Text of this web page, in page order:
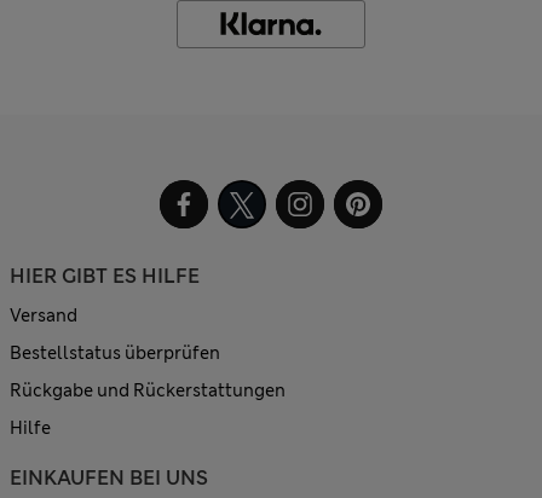
HIER GIBT ES HILFE
Versand
Bestellstatus überprüfen
Rückgabe und Rückerstattungen
Hilfe
EINKAUFEN BEI UNS